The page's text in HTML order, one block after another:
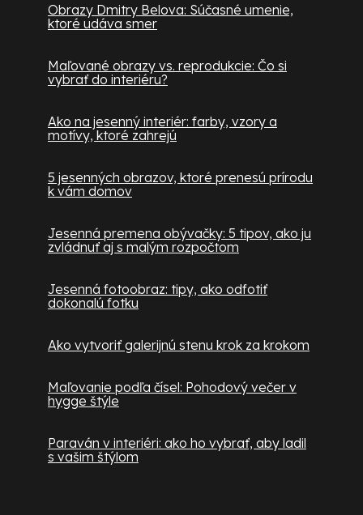
Obrazy Dmitry Belova: Súčasné umenie,
ktoré udáva smer
Maľované obrazy vs. reprodukcie: Čo si
vybrať do interiéru?
Ako na jesenný interiér: farby, vzory a
motívy, ktoré zahrejú
5 jesenných obrazov, ktoré prenesú prírodu
k vám domov
Jesenná premena obývačky: 5 tipov, ako ju
zvládnuť aj s malým rozpočtom
Jesenná fotoobraz: tipy, ako odfotiť
dokonalú fotku
Ako vytvoriť galerijnú stenu krok za krokom
Maľovanie podľa čísel: Pohodový večer v
hygge štýle
Paraván v interiéri: ako ho vybrať, aby ladil
s vašim štýlom